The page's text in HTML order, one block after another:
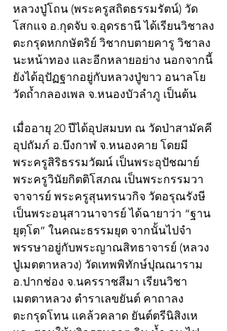
หลวงปู่โถน (พระครูสถิตธรรมรัตน์) วัด
โสกแจ อ.กุดจับ จ.อุดรธานี ได้เรียนวิชาลง
ตะกรุดหกกษัตริย์ วิชากบตายคารู วิชาลง
นะหน้าทอง และอีกหลายอย่าง นอกจากนี้
ยังได้อุปัฏฐากอยู่กับหลวงปู่ขาว อนาลโย
วัดถ้ำกลองเพล จ.หนองบัวลำภู เป็นต้น
เมื่ออายุ 20 ปีได้อุปสมบท ณ วัดป่าสามัคคี
อุปถัมภ์ อ.บึงกาฬ จ.หนองคาย โดยมี
พระครูสิริธรรมวัฒน์ เป็นพระอุปัชฌาย์
พระครูวินัยกิตติโสภณ เป็นพระกรรมวา
จาจารย์ พระครูสุนทรนวกิจ วัดอรุณรังษี
เป็นพระอนุสาวนาจารย์ ได้ฉายาว่า “ฐาน
ยุตฺโต” ในคณะธรรมยุต จากนั้นไปจำ
พรรษาอยู่กับพระญาณสิทธาจารย์ (หลวง
ปู่เมตตาหลวง) วัดเทพพิทักษ์ปุณณาราม
อ.ปากช่อง จ.นครราชสีมา เรียนวิชา
เมตตาหลวง ตำราเลขยันต์ คาถาลง
ตะกรุดโทน แคล้วคลาด ยันต์ตรีนิสิงเห